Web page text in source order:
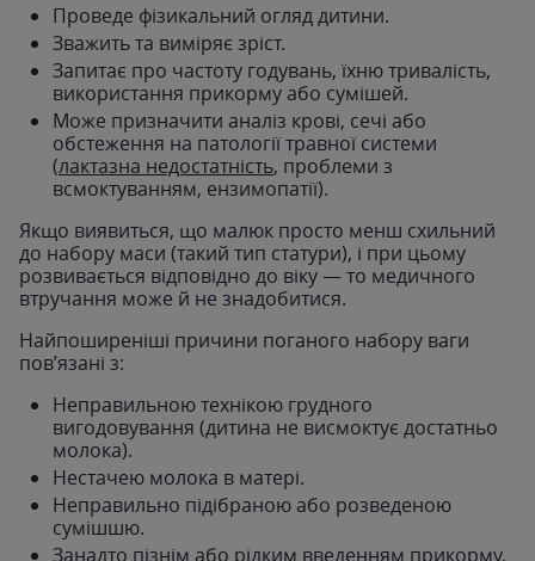
Проведе фізикальний огляд дитини.
Зважить та виміряє зріст.
Запитає про частоту годувань, їхню тривалість,
використання прикорму або сумішей.
Може призначити аналіз крові, сечі або
обстеження на патології травної системи
(лактазна недостатність, проблеми з
всмоктуванням, ензимопатії).
Якщо виявиться, що малюк просто менш схильний
до набору маси (такий тип статури), і при цьому
розвивається відповідно до віку — то медичного
втручання може й не знадобитися.
Найпоширеніші причини поганого набору ваги
пов’язані з:
Неправильною технікою грудного
вигодовування (дитина не висмоктує достатньо
молока).
Нестачею молока в матері.
Неправильно підібраною або розведеною
сумішшю.
Занадто пізнім або рідким введенням прикорму.